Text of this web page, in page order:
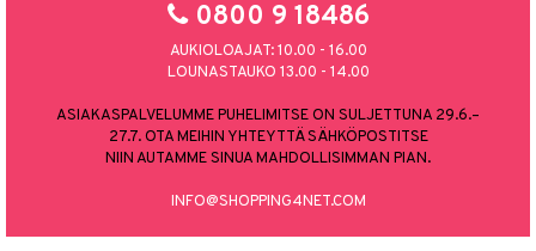
0800 9 18486
AUKIOLOAJAT: 10.00 - 16.00
LOUNASTAUKO 13.00 - 14.00
ASIAKASPALVELUMME PUHELIMITSE ON SULJETTUNA 29.6.–
27.7. OTA MEIHIN YHTEYTTÄ SÄHKÖPOSTITSE
NIIN AUTAMME SINUA MAHDOLLISIMMAN PIAN.
INFO@SHOPPING4NET.COM